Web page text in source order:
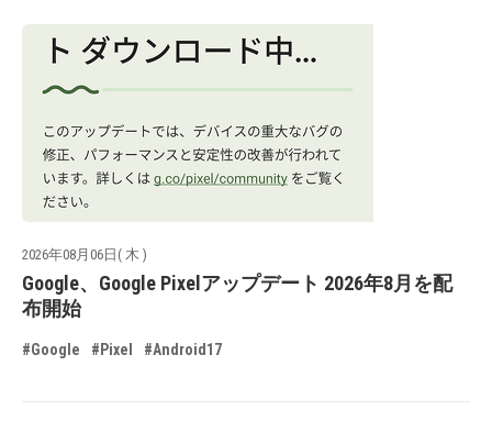
2026年08月06日( 木 )
Google、Google Pixelアップデート 2026年8月を配
布開始
#Google #Pixel #Android17